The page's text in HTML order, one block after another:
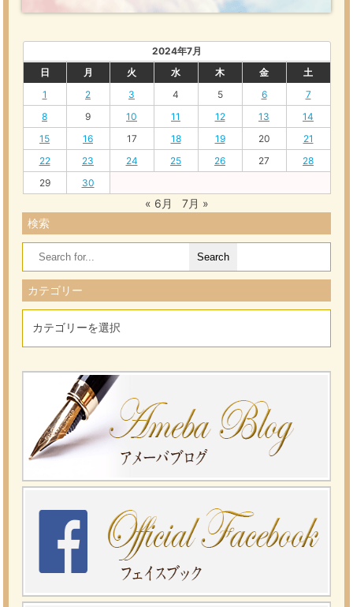
2024年7月
日
月 火 水 木 金
土
1
2 3 4 5 6
7
8
9 10 11 12 13
14
15
16 17 18 19 20
21
22
23 24 25 26 27
28
29
30
« 6月
7月 »
検索
Search
for:
カテゴリー